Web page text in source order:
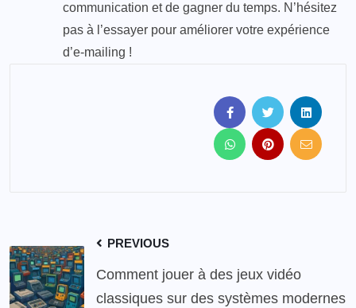
communication et de gagner du temps. N’hésitez
pas à l’essayer pour améliorer votre expérience
d’e-mailing !
PREVIOUS
Comment jouer à des jeux vidéo
classiques sur des systèmes modernes